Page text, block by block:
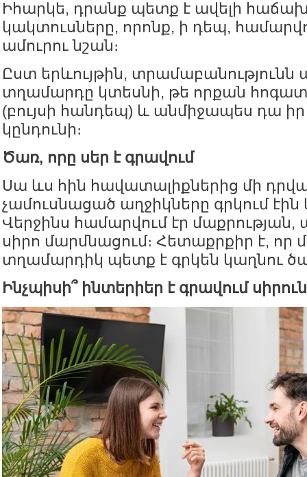
Իհարկե, դրանք պետք է ավելի հաճախ
կակտուսները, որոնք, ի դեպ,
ամուրու նշան։
Ըստ երևույթին, տրամաբանությունն
տղամարդը կտեսնի, թե որքան
(բույսի հանդեպ) և անմիջապես դա
կընդունի։
Ծառ, որը սեր է գրավում
Սա ևս հին հավատալիքներից մի
չամուսնացած աղջիկները գրկում էին
Վերջինս համարվում էր մաքրության,
սիրո մարմնացում։ Հետաքրքիր է, որ
տղամարդիկ պետք է գրկեն կաղնու
Ինչպիսի՞ ինտերիեր է գրավում սիրուն